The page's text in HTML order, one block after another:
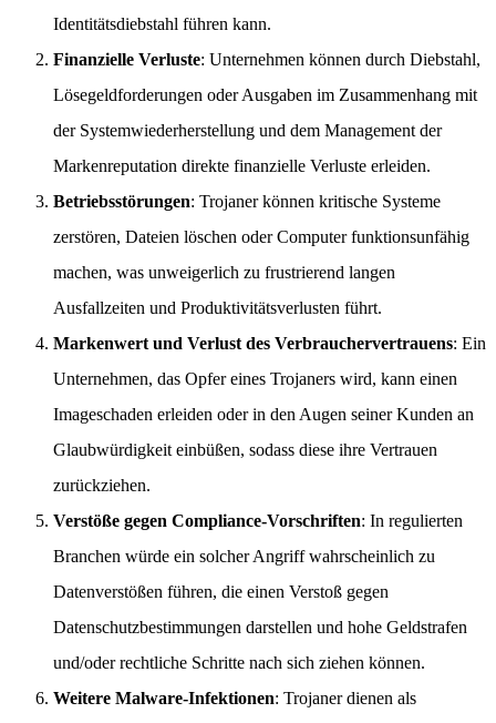
Identitätsdiebstahl führen kann.
Finanzielle Verluste: Unternehmen können durch Diebstahl,
Lösegeldforderungen oder Ausgaben im Zusammenhang mit
der Systemwiederherstellung und dem Management der
Markenreputation direkte finanzielle Verluste erleiden.
Betriebsstörungen: Trojaner können kritische Systeme
zerstören, Dateien löschen oder Computer funktionsunfähig
machen, was unweigerlich zu frustrierend langen
Ausfallzeiten und Produktivitätsverlusten führt.
Markenwert und Verlust des Verbrauchervertrauens: Ein
Unternehmen, das Opfer eines Trojaners wird, kann einen
Imageschaden erleiden oder in den Augen seiner Kunden an
Glaubwürdigkeit einbüßen, sodass diese ihre Vertrauen
zurückziehen.
Verstöße gegen Compliance-Vorschriften: In regulierten
Branchen würde ein solcher Angriff wahrscheinlich zu
Datenverstößen führen, die einen Verstoß gegen
Datenschutzbestimmungen darstellen und hohe Geldstrafen
und/oder rechtliche Schritte nach sich ziehen können.
Weitere Malware-Infektionen: Trojaner dienen als